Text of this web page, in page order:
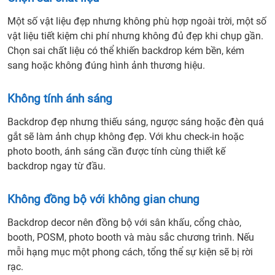
Một số vật liệu đẹp nhưng không phù hợp ngoài trời, một số
vật liệu tiết kiệm chi phí nhưng không đủ đẹp khi chụp gần.
Chọn sai chất liệu có thể khiến backdrop kém bền, kém
sang hoặc không đúng hình ảnh thương hiệu.
Không tính ánh sáng
Backdrop đẹp nhưng thiếu sáng, ngược sáng hoặc đèn quá
gắt sẽ làm ảnh chụp không đẹp. Với khu check-in hoặc
photo booth, ánh sáng cần được tính cùng thiết kế
backdrop ngay từ đầu.
Không đồng bộ với không gian chung
Backdrop decor nên đồng bộ với sân khấu, cổng chào,
booth, POSM, photo booth và màu sắc chương trình. Nếu
mỗi hạng mục một phong cách, tổng thể sự kiện sẽ bị rời
rạc.